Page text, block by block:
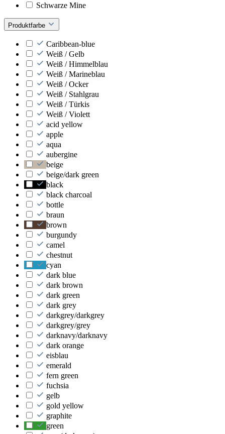
Schwarze Mine
Produktfarbe
Caribbean-blue
Weiß / Gelb
Weiß / Himmelblau
Weiß / Marineblau
Weiß / Ocker
Weiß / Stahlgrau
Weiß / Türkis
Weiß / Violett
acid yellow
apple
aqua
aubergine
beige
beige/dark green
black
black charcoal
bottle
braun
brown
burgundy
camel
chestnut
cyan
dark blue
dark brown
dark green
dark grey
darkgrey/darkgrey
darkgrey/grey
darknavy/darknavy
dark orange
eisblau
emerald
fern green
fuchsia
gelb
gold yellow
graphite
green